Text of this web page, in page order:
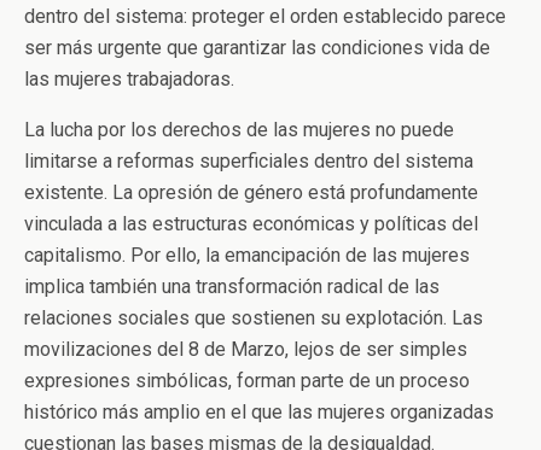
dentro del sistema: proteger el orden establecido parece
ser más urgente que garantizar las condiciones vida de
las mujeres trabajadoras.
La lucha por los derechos de las mujeres no puede
limitarse a reformas superficiales dentro del sistema
existente. La opresión de género está profundamente
vinculada a las estructuras económicas y políticas del
capitalismo. Por ello, la emancipación de las mujeres
implica también una transformación radical de las
relaciones sociales que sostienen su explotación. Las
movilizaciones del 8 de Marzo, lejos de ser simples
expresiones simbólicas, forman parte de un proceso
histórico más amplio en el que las mujeres organizadas
cuestionan las bases mismas de la desigualdad.